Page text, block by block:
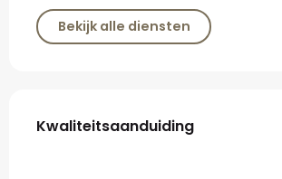
Bekijk alle diensten
Dienstverlening
Kwaliteitsaanduiding
Kwaliteitsaanduiding